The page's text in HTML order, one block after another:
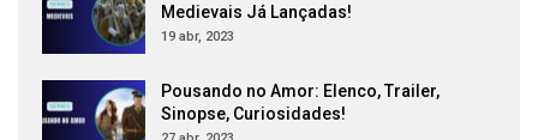
Medievais Já Lançadas!
19 abr, 2023
Pousando no Amor: Elenco, Trailer,
Sinopse, Curiosidades!